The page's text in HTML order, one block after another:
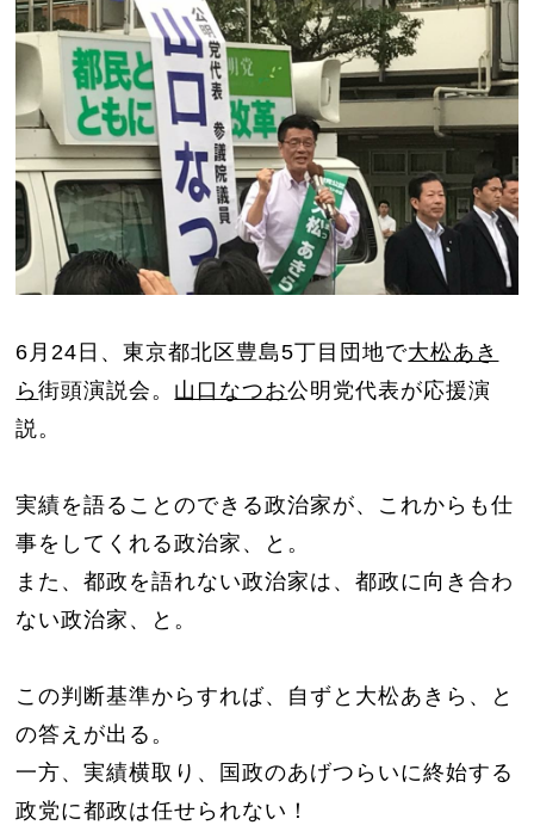
6月24日、東京都北区豊島5丁目団地で大松あき
ら街頭演説会。 山口なつお公明党代表が応援演
説。
実績を語ることのできる政治家が、これからも仕
事をしてくれる政治家、と。
また、都政を語れない政治家は、都政に向き合わ
ない政治家、と。
この判断基準からすれば、自ずと大松あきら、と
の答えが出る。
一方、実績横取り、国政のあげつらいに終始する
政党に都政は任せられない！